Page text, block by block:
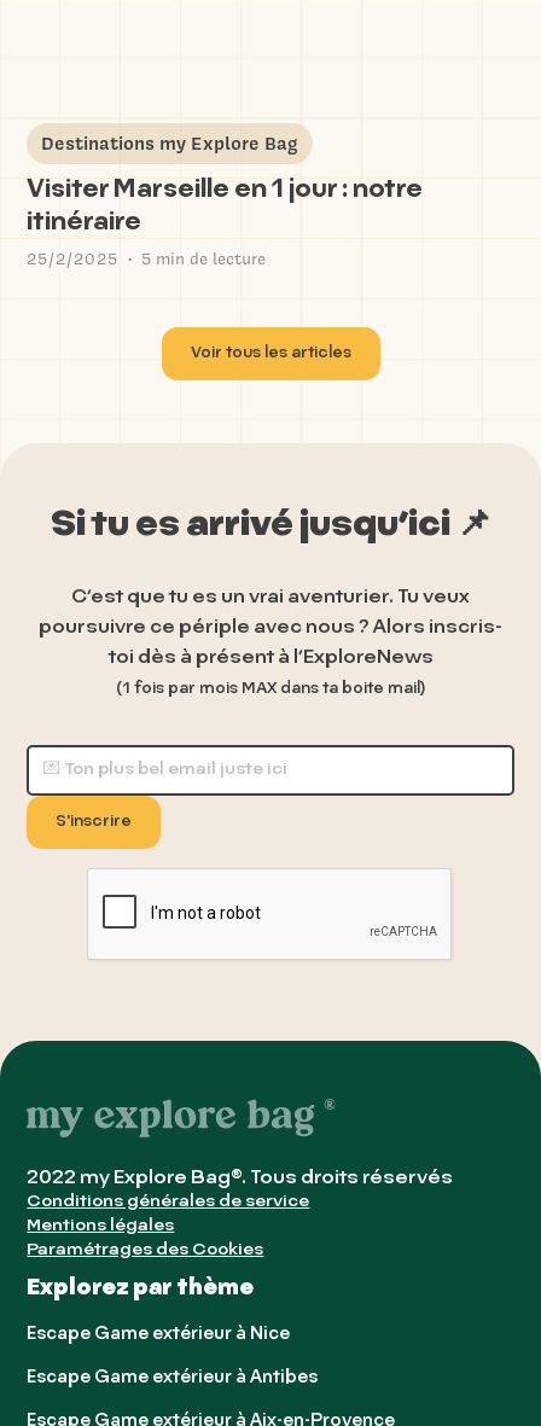
Destinations my Explore Bag
Visiter Marseille en 1 jour : notre
itinéraire
25/2/2025 • 5 min de lecture
Voir tous les articles
Si tu es arrivé jusqu’ici 📌
C’est que tu es un vrai aventurier. Tu veux
poursuivre ce périple avec nous ? Alors inscris-
toi dès à présent à l’ExploreNews
(1 fois par mois MAX dans ta boite mail)
2022 my Explore Bag®. Tous droits réservés
Conditions générales de service
Mentions légales
Paramétrages des Cookies
Explorez par thème
Escape Game extérieur à Nice
Escape Game extérieur à Antibes
Escape Game extérieur à Aix-en-Provence